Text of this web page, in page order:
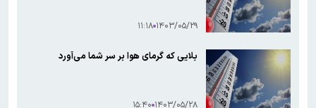
۱۴۰۳/۰۵/۲۹ ۱۱:۱۸
بلایی که گرمای هوا بر سر شما می‌آورد
۱۴۰۳/۰۵/۲۸ ۱۵:۴۰